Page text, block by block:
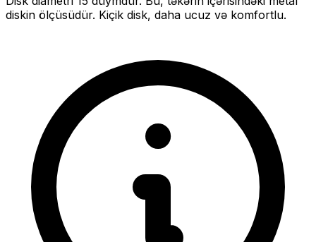
diskin ölçüsüdür. Kiçik disk, daha ucuz və komfortlu.